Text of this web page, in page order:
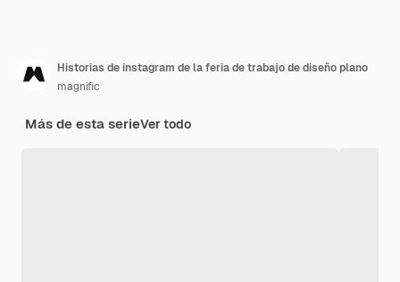
Historias de instagram de la feria de trabajo de diseño plano
magnific
Más de esta serieVer todo